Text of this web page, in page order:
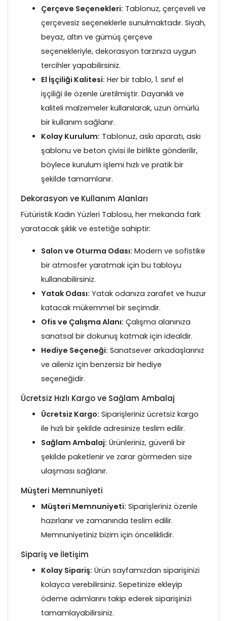
Çerçeve Seçenekleri: Tablonuz, çerçeveli ve
çerçevesiz seçeneklerle sunulmaktadır. Siyah,
beyaz, altın ve gümüş çerçeve
seçenekleriyle, dekorasyon tarzınıza uygun
tercihler yapabilirsiniz.
El İşçiliği Kalitesi: Her bir tablo, 1. sınıf el
işçiliği ile özenle üretilmiştir. Dayanıklı ve
kaliteli malzemeler kullanılarak, uzun ömürlü
bir kullanım sağlanır.
Kolay Kurulum: Tablonuz, askı aparatı, askı
şablonu ve beton çivisi ile birlikte gönderilir,
böylece kurulum işlemi hızlı ve pratik bir
şekilde tamamlanır.
Dekorasyon ve Kullanım Alanları
Fütüristik Kadın Yüzleri Tablosu, her mekanda fark
yaratacak şıklık ve estetiğe sahiptir:
Salon ve Oturma Odası: Modern ve sofistike
bir atmosfer yaratmak için bu tabloyu
kullanabilirsiniz.
Yatak Odası: Yatak odanıza zarafet ve huzur
katacak mükemmel bir seçimdir.
Ofis ve Çalışma Alanı: Çalışma alanınıza
sanatsal bir dokunuş katmak için idealdir.
Hediye Seçeneği: Sanatsever arkadaşlarınız
ve aileniz için benzersiz bir hediye
seçeneğidir.
Ücretsiz Hızlı Kargo ve Sağlam Ambalaj
Ücretsiz Kargo: Siparişleriniz ücretsiz kargo
ile hızlı bir şekilde adresinize teslim edilir.
Sağlam Ambalaj: Ürünleriniz, güvenli bir
şekilde paketlenir ve zarar görmeden size
ulaşması sağlanır.
Müşteri Memnuniyeti
Müşteri Memnuniyeti: Siparişleriniz özenle
hazırlanır ve zamanında teslim edilir.
Memnuniyetiniz bizim için önceliklidir.
Sipariş ve İletişim
Kolay Sipariş: Ürün sayfamızdan siparişinizi
kolayca verebilirsiniz. Sepetinize ekleyip
ödeme adımlarını takip ederek siparişinizi
tamamlayabilirsiniz.